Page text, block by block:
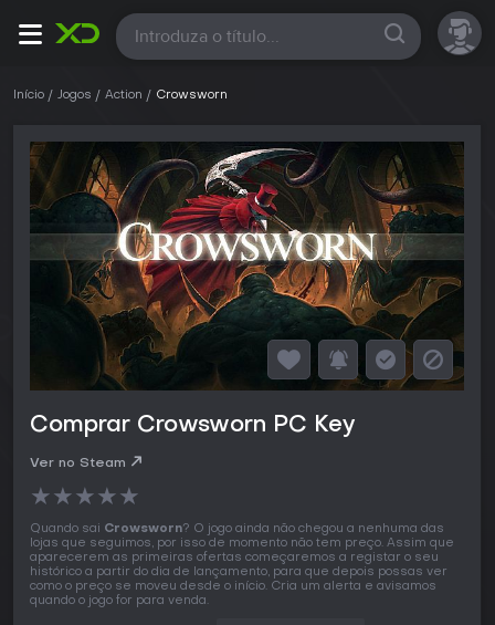
Todas
Início Jogos Action Crowsworn
Comprar Crowsworn PC Key
Ver no Steam
★★★★★
Quando sai Crowsworn? O jogo ainda não chegou a nenhuma das
lojas que seguimos, por isso de momento não tem preço. Assim que
aparecerem as primeiras ofertas começaremos a registar o seu
histórico a partir do dia de lançamento, para que depois possas ver
como o preço se moveu desde o início. Cria um alerta e avisamos
quando o jogo for para venda.